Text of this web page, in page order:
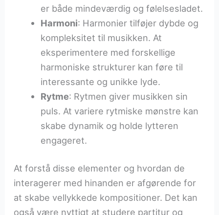
er både mindeværdig og følelsesladet.
Harmoni: Harmonier tilføjer dybde og
kompleksitet til musikken. At
eksperimentere med forskellige
harmoniske strukturer kan føre til
interessante og unikke lyde.
Rytme: Rytmen giver musikken sin
puls. At variere rytmiske mønstre kan
skabe dynamik og holde lytteren
engageret.
At forstå disse elementer og hvordan de
interagerer med hinanden er afgørende for
at skabe vellykkede kompositioner. Det kan
også være nyttigt at studere partitur og